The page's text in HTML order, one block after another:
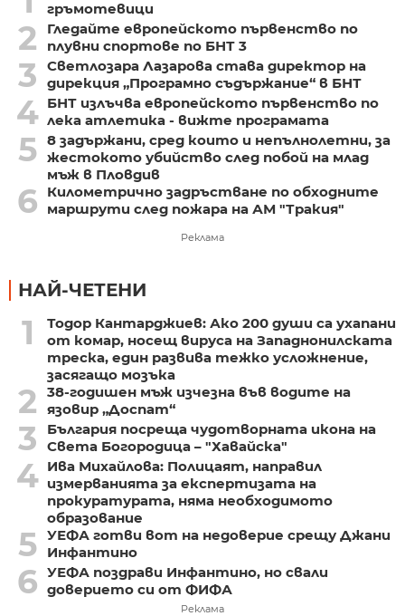
гръмотевици
2
Гледайте европейското първенство по
плувни спортове по БНТ 3
3
Светлозара Лазарова става директор на
дирекция „Програмно съдържание“ в БНТ
4 БНТ излъчва европейското първенство по
лека атлетика - вижте програмата
5 8 задържани, сред които и непълнолетни, за
жестокото убийство след побой на млад
мъж в Пловдив
6
Километрично задръстване по обходните
маршрути след пожара на АМ "Тракия"
Реклама
НАЙ-ЧЕТЕНИ
1
Тодор Кантарджиев: Ако 200 души са ухапани
от комар, носещ вируса на Западнонилската
треска, един развива тежко усложнение,
засягащо мозъка
2
38-годишен мъж изчезна във водите на
язовир „Доспат“
3
България посреща чудотворната икона на
Света Богородица – "Хавайска"
4 Ива Михайлова: Полицаят, направил
измерванията за експертизата на
прокуратурата, няма необходимото
образование
5 УЕФА готви вот на недоверие срещу Джани
Инфантино
6 УЕФА поздрави Инфантино, но свали
доверието си от ФИФА
Реклама